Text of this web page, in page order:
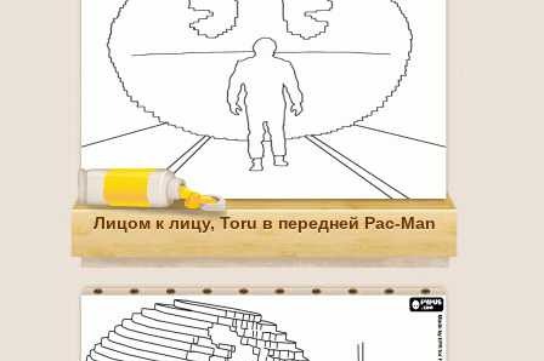
Лицом к лицу, Toru в передней Pac-Man